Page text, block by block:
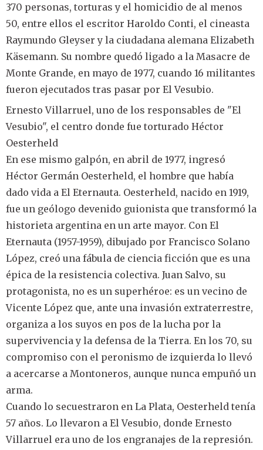
370 personas, torturas y el homicidio de al menos
50, entre ellos el escritor Haroldo Conti, el cineasta
Raymundo Gleyser y la ciudadana alemana Elizabeth
Käsemann. Su nombre quedó ligado a la Masacre de
Monte Grande, en mayo de 1977, cuando 16 militantes
fueron ejecutados tras pasar por El Vesubio.
Ernesto Villarruel, uno de los responsables de "El
Vesubio", el centro donde fue torturado Héctor
Oesterheld
En ese mismo galpón, en abril de 1977, ingresó
Héctor Germán Oesterheld, el hombre que había
dado vida a El Eternauta. Oesterheld, nacido en 1919,
fue un geólogo devenido guionista que transformó la
historieta argentina en un arte mayor. Con El
Eternauta (1957-1959), dibujado por Francisco Solano
López, creó una fábula de ciencia ficción que es una
épica de la resistencia colectiva. Juan Salvo, su
protagonista, no es un superhéroe: es un vecino de
Vicente López que, ante una invasión extraterrestre,
organiza a los suyos en pos de la lucha por la
supervivencia y la defensa de la Tierra. En los 70, su
compromiso con el peronismo de izquierda lo llevó
a acercarse a Montoneros, aunque nunca empuñó un
arma.
Cuando lo secuestraron en La Plata, Oesterheld tenía
57 años. Lo llevaron a El Vesubio, donde Ernesto
Villarruel era uno de los engranajes de la represión.